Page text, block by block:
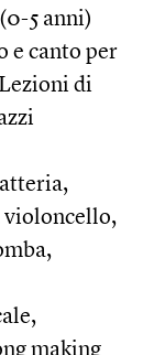
5 anni)
e canto per
di
making